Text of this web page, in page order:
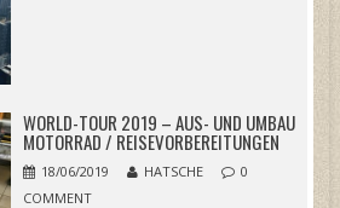
WORLD-TOUR 2019 – AUS- UND UMBAU
MOTORRAD / REISEVORBEREITUNGEN
18/06/2019 HATSCHE
0
COMMENT